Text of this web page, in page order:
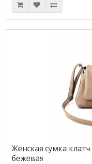
Женская сумка
бежевая